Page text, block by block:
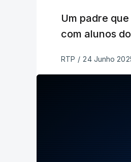
Um padre
com alunos
RTP / 24 Junho